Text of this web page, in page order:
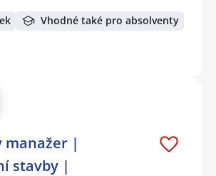
Vhodné také pro absolventy
manažer |
stavby |